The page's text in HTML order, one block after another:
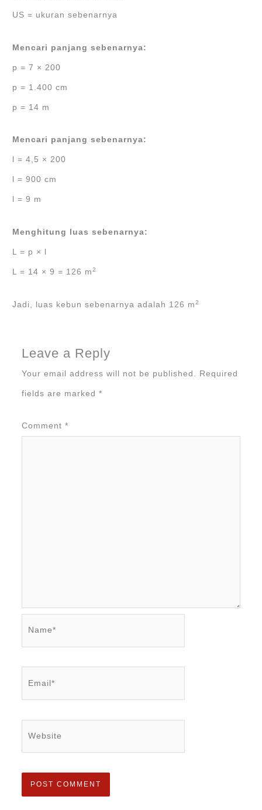
US = ukuran sebenarnya
Mencari panjang sebenarnya:
p = 7 × 200
p = 1.400 cm
p = 14 m
Mencari panjang sebenarnya:
l = 4,5 × 200
l = 900 cm
l = 9 m
Menghitung luas sebenarnya:
L = p × l
L = 14 × 9 = 126 m2
Jadi, luas kebun sebenarnya adalah 126 m2
Leave a Reply
Your email address will not be published. Required
fields are marked *
Comment *